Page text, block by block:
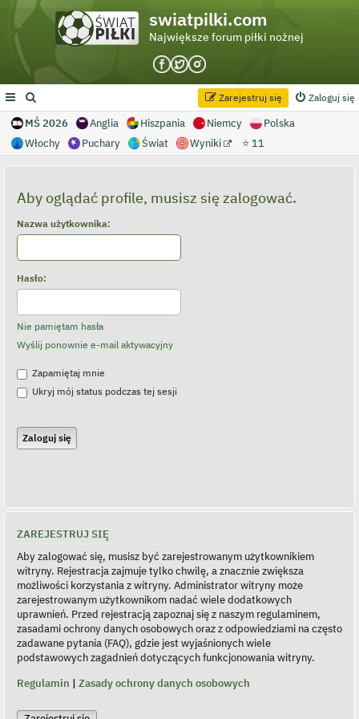
swiatpilki.com
Największe forum piłki nożnej
Zaloguj się
Zarejestruj się
MŚ 2026 Anglia Hiszpania Niemcy
Polska
Włochy
Puchary Świat Wyniki ⭐ 11
Aby oglądać profile, musisz się zalogować.
Nazwa użytkownika:
Hasło:
Nie pamiętam hasła
Wyślij ponownie e-mail aktywacyjny
Zapamiętaj mnie
Ukryj mój status podczas tej sesji
ZAREJESTRUJ SIĘ
Aby zalogować się, musisz być zarejestrowanym użytkownikiem
witryny. Rejestracja zajmuje tylko chwilę, a znacznie zwiększa
możliwości korzystania z witryny. Administrator witryny może
zarejestrowanym użytkownikom nadać wiele dodatkowych
uprawnień. Przed rejestracją zapoznaj się z naszym regulaminem,
zasadami ochrony danych osobowych oraz z odpowiedziami na często
zadawane pytania (FAQ), gdzie jest wyjaśnionych wiele
podstawowych zagadnień dotyczących funkcjonowania witryny.
Regulamin | Zasady ochrony danych osobowych